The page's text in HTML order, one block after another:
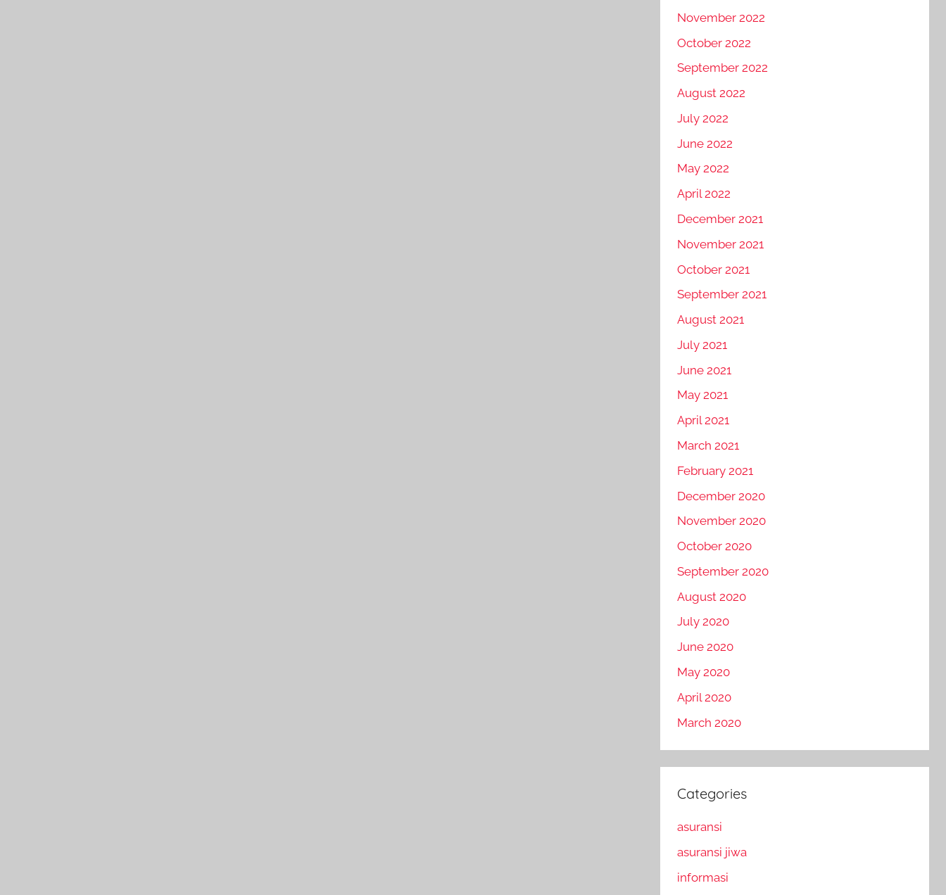
November 2022
October 2022
September 2022
August 2022
July 2022
June 2022
May 2022
April 2022
December 2021
November 2021
October 2021
September 2021
August 2021
July 2021
June 2021
May 2021
April 2021
March 2021
February 2021
December 2020
November 2020
October 2020
September 2020
August 2020
July 2020
June 2020
May 2020
April 2020
March 2020
Categories
asuransi
asuransi jiwa
informasi